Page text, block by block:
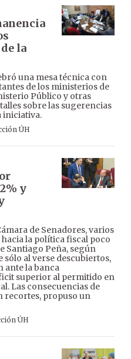
la
una mesa técnica con
de los ministerios de
Público y otras
sobre las sugerencias
iniciativa.
ÚH
y
de Senadores, varios
la política fiscal poco
Santiago Peña, según
al verse descubiertos,
ante la banca
superior al permitido en
Las consecuencias de
recortes, propuso un
ÚH